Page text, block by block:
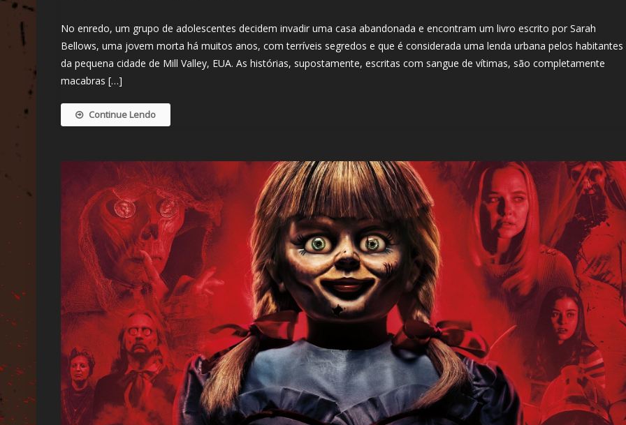
No enredo, um grupo de adolescentes decidem invadir uma casa abandonada e encontram um livro escrito por Sarah
Bellows, uma jovem morta há muitos anos, com terríveis segredos e que é considerada uma lenda urbana pelos habitantes
da pequena cidade de Mill Valley, EUA. As histórias, supostamente, escritas com sangue de vítimas, são completamente
macabras […]
Continue Lendo